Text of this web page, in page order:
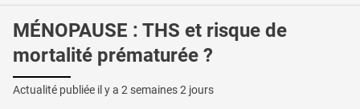
MÉNOPAUSE : THS et risque de
mortalité prématurée ?
Actualité publiée il y a 2 semaines 2 jours